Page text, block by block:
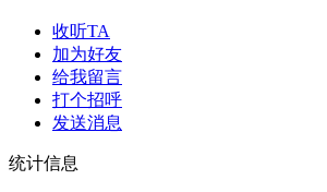
收听TA
加为好友
给我留言
打个招呼
发送消息
统计信息